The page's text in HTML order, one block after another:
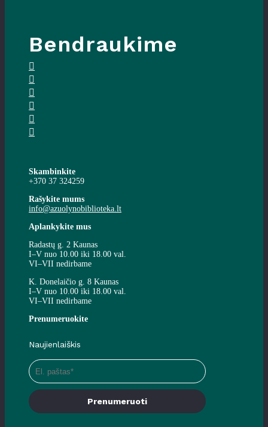
Bendraukime
Skambinkite
+370 37 324259
Rašykite mums
info@azuolynobiblioteka.lt
Aplankykite mus
Radastų g. 2 Kaunas
I–V nuo 10.00 iki 18.00 val.
VI–VII nedirbame
K. Donelaičio g. 8 Kaunas
I–V nuo 10.00 iki 18.00 val.
VI–VII nedirbame
Prenumeruokite
Naujienlaiškis
Prenumeruoti